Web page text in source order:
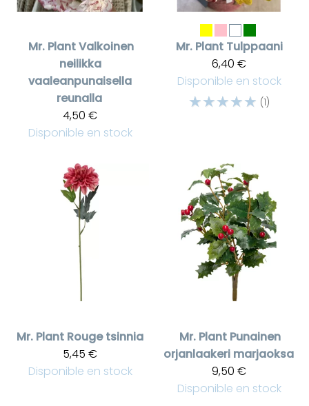
Mr. PlantValkoinen
neilikka
vaaleanpunaisella
reunalla
4,50 €
Disponible en stock
Mr. Plant Tulppaani
6,40 €
Disponible en stock
☆☆☆☆☆ (1)
Mr. Plant Rouge tsinnia
5,45 €
Disponible en stock
Mr. Plant Punainen
orjanlaakeri marjaoksa
9,50 €
Disponible en stock